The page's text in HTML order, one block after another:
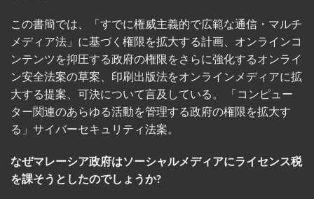
この書簡では、「すでに権威主義的で広範な通信・マルチ
メディア法」に基づく権限を拡大する計画、オンラインコ
ンテンツを抑圧する政府の権限をさらに強化するオンライ
ン安全法案の草案、印刷出版法をオンラインメディアに拡
大する提案、可決について言及している。 「コンピュー
ター関連のあらゆる活動を管理する政府の権限を拡大す
る」サイバーセキュリティ法案。
なぜマレーシア政府はソーシャルメディアにライセンス税
を課そうとしたのでしょうか?